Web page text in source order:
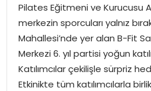
SPOR
SIYASET
MAGAZIN
Pilates Eğitmeni ve Kurucusu
merkezin sporcuları yalnız
Mahallesi’nde yer alan B-Fit
Merkezi 6. yıl partisi yoğun
Katılımcılar çekilişle sürpriz
Etkinikte tüm katılımcılarla